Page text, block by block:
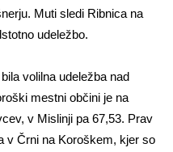
Muti sledi Ribnica na
udeležbo.
volilna udeležba nad
mestni občini je na
v Mislinji pa 67,53. Prav
v Črni na Koroškem, kjer so